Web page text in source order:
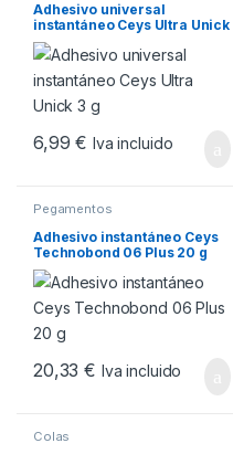
Adhesivo universal
instantáneo Ceys Ultra Unick
3 g
6,99€ Iva incluido
Pegamentos
Adhesivo instantáneo Ceys
Technobond 06 Plus 20 g
20,33€ Iva incluido
Colas